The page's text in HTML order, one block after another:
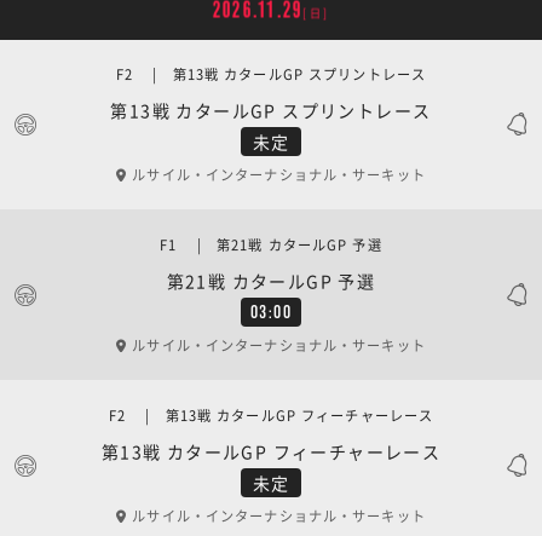
2026.11.29 [日]
未定
第13戦 カタールGP スプリントレース
F2 | 第13戦 カタールGP スプリントレース
ルサイル・インターナショナル・サーキット
03:00
第21戦 カタールGP 予選
F1 | 第21戦 カタールGP 予選
ルサイル・インターナショナル・サーキット
未定
第13戦 カタールGP フィーチャーレース
F2 | 第13戦 カタールGP フィーチャーレース
ルサイル・インターナショナル・サーキット